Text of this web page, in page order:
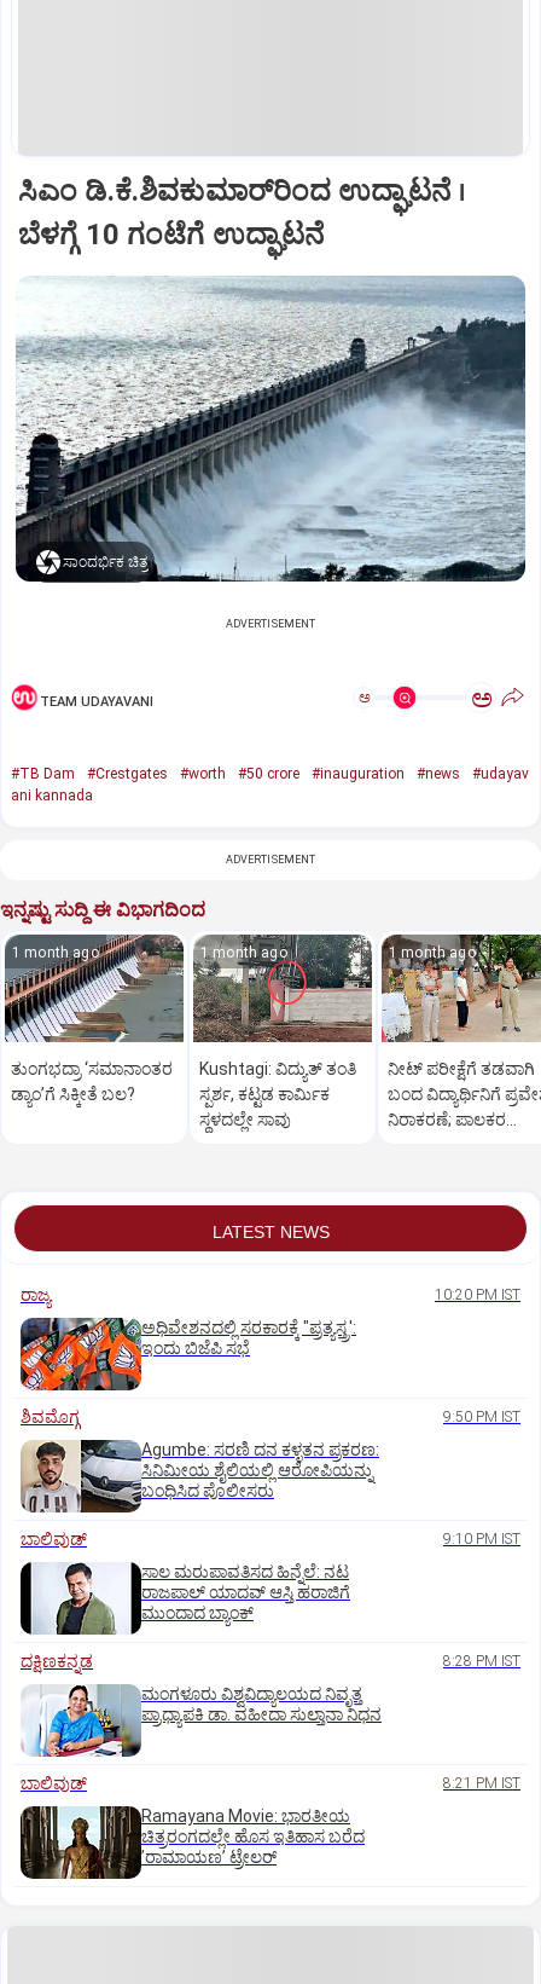
ಸಿಎಂ ಡಿ.ಕೆ.ಶಿವಕುಮಾರ್‌ರಿಂದ ಉದ್ಘಾಟನೆ ।
ಬೆಳಗ್ಗೆ 10 ಗಂಟೆಗೆ ಉದ್ಘಾಟನೆ
ಸಾಂದರ್ಭಿಕ ಚಿತ್ರ
ADVERTISEMENT
TEAM UDAYAVANI ಅ ಅ
#TB Dam #Crestgates #worth #50 crore #inauguration #news
#udayav
ani kannada
ADVERTISEMENT
ಇನ್ನಷ್ಟು ಸುದ್ದಿ ಈ ವಿಭಾಗದಿಂದ
1 month ago
ತುಂಗಭದ್ರಾ ‘ಸಮಾನಾಂತರ
ಡ್ಯಾಂ’ಗೆ ಸಿಕ್ಕೀತೆ ಬಲ?
1 month ago
Kushtagi: ವಿದ್ಯುತ್ ತಂತಿ
ಸ್ಪರ್ಶ, ಕಟ್ಟಡ ಕಾರ್ಮಿಕ
ಸ್ಥಳದಲ್ಲೇ ಸಾವು
1 month ago
ನೀಟ್ ಪರೀಕ್ಷೆಗೆ ತಡವಾಗಿ
ಬಂದ ವಿದ್ಯಾರ್ಥಿನಿಗೆ
ನಿರಾಕರಣೆ; ಪಾಲಕರ
LATEST NEWS
ರಾಜ್ಯ 10:20 PM IST
ಅಧಿವೇಶನದಲ್ಲಿ ಸರಕಾರಕ್ಕೆ "ಪ್ರತ್ಯಸ್ತ್ರ':
ಇಂದು ಬಿಜೆಪಿ ಸಭೆ
ಶಿವಮೊಗ್ಗ 9:50 PM IST
Agumbe: ಸರಣಿ ದನ ಕಳ್ಳತನ ಪ್ರಕರಣ:
ಸಿನಿಮೀಯ ಶೈಲಿಯಲ್ಲಿ ಆರೋಪಿಯನ್ನು
ಬಂಧಿಸಿದ ಪೊಲೀಸರು
ಬಾಲಿವುಡ್‌ 9:10 PM IST
ಸಾಲ ಮರುಪಾವತಿಸದ ಹಿನ್ನೆಲೆ: ನಟ
ರಾಜಪಾಲ್ ಯಾದವ್‌ ಆಸ್ತಿ ಹರಾಜಿಗೆ
ಮುಂದಾದ ಬ್ಯಾಂಕ್
ದಕ್ಷಿಣಕನ್ನಡ 8:28 PM IST
ಮಂಗಳೂರು ವಿಶ್ವವಿದ್ಯಾಲಯದ ನಿವೃತ್ತ
ಪ್ರಾಧ್ಯಾಪಕಿ ಡಾ. ವಹೀದಾ ಸುಲ್ತಾನಾ ನಿಧನ
ಬಾಲಿವುಡ್‌ 8:21 PM IST
Ramayana Movie: ಭಾರತೀಯ
ಚಿತ್ರರಂಗದಲ್ಲೇ ಹೊಸ ಇತಿಹಾಸ ಬರೆದ
ʼರಾಮಾಯಣʼ ಟ್ರೇಲರ್